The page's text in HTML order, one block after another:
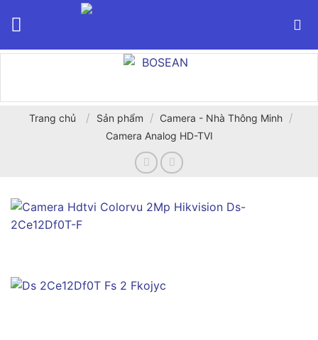
Trang chủ / Sản phẩm / Camera - Nhà Thông Minh /
Camera Analog HD-TVI